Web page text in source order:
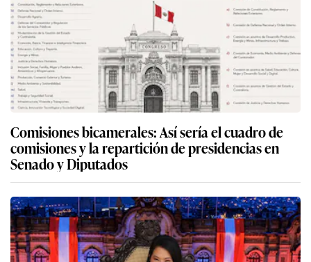
Comisiones bicamerales: Así sería el cuadro de
comisiones y la repartición de presidencias en
Senado y Diputados